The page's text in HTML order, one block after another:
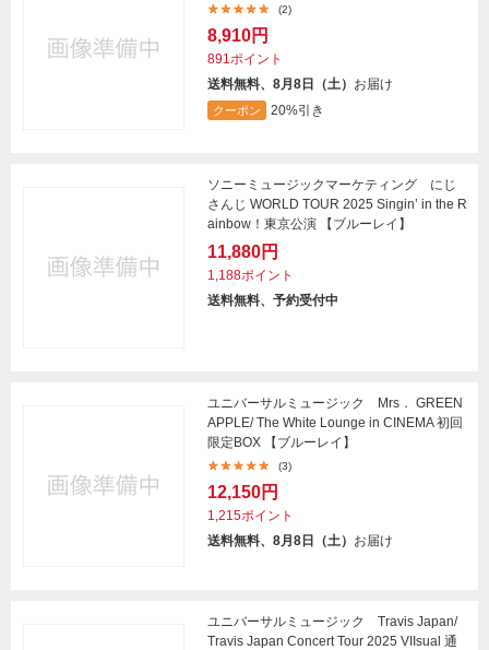
(2)
8,910円
891ポイント
送料無料、8月8日（土） お届け
クーポン 20%引き
ソニーミュージックマーケティング にじ
さんじ WORLD TOUR 2025 Singin’ in the R
ainbow！東京公演 【ブルーレイ】
11,880円
1,188ポイント
送料無料、予約受付中
ユニバーサルミュージック Mrs． GREEN
APPLE/ The White Lounge in CINEMA 初回
限定BOX 【ブルーレイ】
(3)
12,150円
1,215ポイント
送料無料、8月8日（土） お届け
ユニバーサルミュージック Travis Japan/
Travis Japan Concert Tour 2025 VIIsual 通